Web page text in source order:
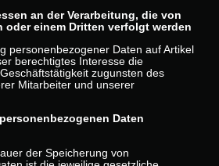
an der Verarbeitung, die von
oder einem Dritten verfolgt werden
personenbezogener Daten auf Artikel
berechtigtes Interesse die
zugunsten des
Mitarbeiter und unserer
Daten
der Speicherung von